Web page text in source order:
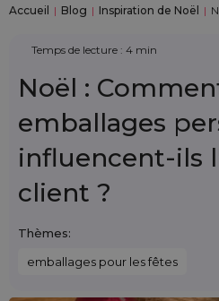
Accueil | Blog | Inspiration de Noël |
Temps de lecture : 4 min
Noël :
emballages
influencent-ils
client ?
Thèmes:
emballages pour les fêtes